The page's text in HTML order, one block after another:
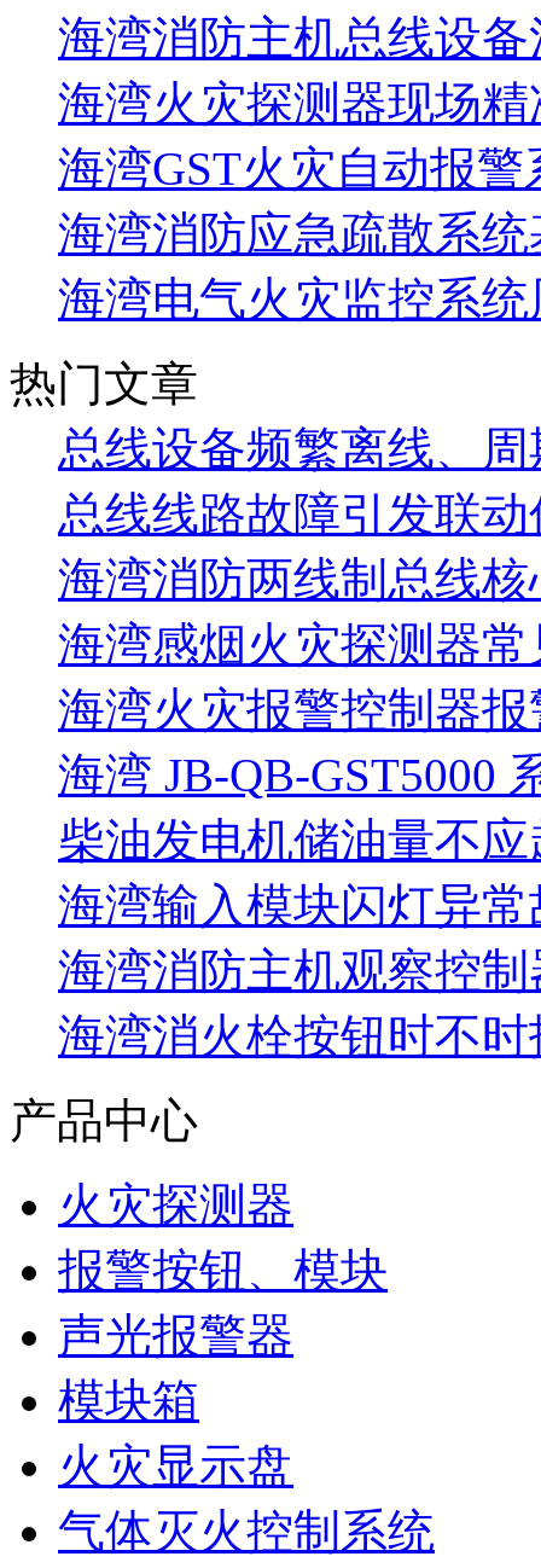
海湾消防主机总线设备
海湾火灾探测器现场
海湾GST火灾自动报警
海湾消防应急疏散系统
海湾电气火灾监控系
热门文章
总线设备频繁离线、
总线线路故障引发联
海湾消防两线制总线
海湾感烟火灾探测器
海湾火灾报警控制器报
海湾 JB-QB-GST5000
柴油发电机储油量不应
海湾输入模块闪灯异
海湾消防主机观察控制
海湾消火栓按钮时不
产品中心
火灾探测器
报警按钮、模块
声光报警器
模块箱
火灾显示盘
气体灭火控制系统